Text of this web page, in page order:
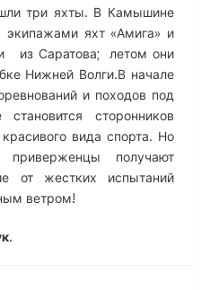
три яхты. В Камышине
яхт «Амига» и
из Саратова; летом они
Нижней Волги.В начале
и походов под
сторонников
вида спорта. Но
получают
от жестких испытаний
ветром!